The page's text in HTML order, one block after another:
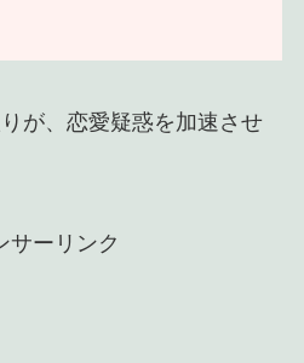
が、恋愛疑惑を加速させ
サーリンク